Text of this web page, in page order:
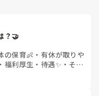
の保育👶 ・ 有休が取りや
・ 福利厚生・待遇✨ ・ その